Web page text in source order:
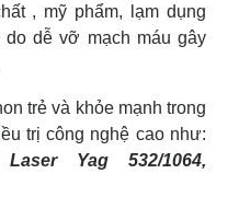
, mỹ phẩm, lạm dụng
do dễ vỡ mạch máu gây
trẻ và khỏe mạnh trong
trị công nghệ cao như:
Yag 532/1064,